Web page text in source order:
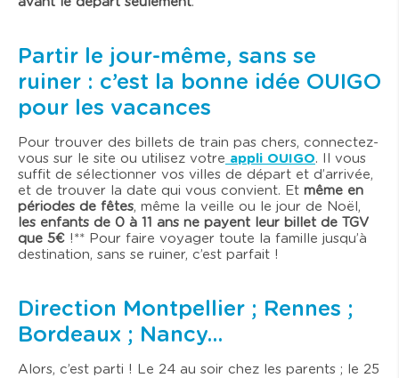
Partir le jour-même, sans se
ruiner : c’est la bonne idée OUIGO
pour les vacances
Pour trouver des billets de train pas chers, connectez-
vous sur le site ou utilisez votre appli OUIGO. Il vous
suffit de sélectionner vos villes de départ et d’arrivée,
et de trouver la date qui vous convient. Et même en
périodes de fêtes, même la veille ou le jour de Noël,
les enfants de 0 à 11 ans ne payent leur billet de TGV
que 5€ !** Pour faire voyager toute la famille jusqu’à
destination, sans se ruiner, c’est parfait !
Direction Montpellier ; Rennes ;
Bordeaux ; Nancy…
Alors, c’est parti ! Le 24 au soir chez les parents ; le 25